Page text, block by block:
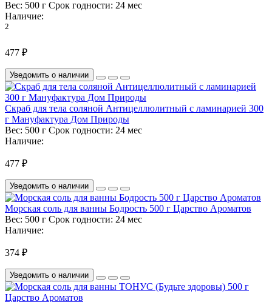
Вес: 500 г Срок годности: 24 мес
Наличие:
2
477 ₽
Уведомить о наличии
Скраб для тела соляной Антицеллюлитный с ламинарией 300
г Мануфактура Дом Природы
Вес: 500 г Срок годности: 24 мес
Наличие:
477 ₽
Уведомить о наличии
Морская соль для ванны Бодрость 500 г Царство Ароматов
Вес: 500 г Срок годности: 24 мес
Наличие:
374 ₽
Уведомить о наличии